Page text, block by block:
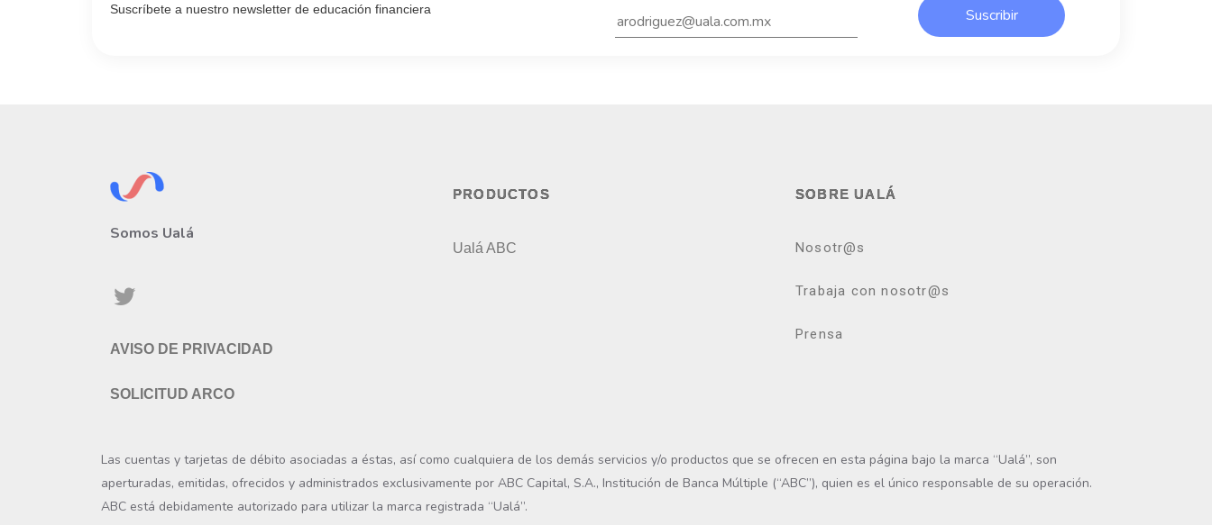
Suscríbete a nuestro newsletter de educación financiera Suscribir
Somos Ualá
AVISO DE PRIVACIDAD
SOLICITUD ARCO
PRODUCTOS
Ualá ABC
SOBRE UALÁ
Nosotr@s
Trabaja con nosotr@s
Prensa
Las cuentas y tarjetas de débito asociadas a éstas, así como cualquiera de los demás servicios y/o productos que se ofrecen en esta página bajo la marca “Ualá”, son
aperturadas, emitidas, ofrecidos y administrados exclusivamente por ABC Capital, S.A., Institución de Banca Múltiple (“ABC”), quien es el único responsable de su operación.
ABC está debidamente autorizado para utilizar la marca registrada “Ualá”.